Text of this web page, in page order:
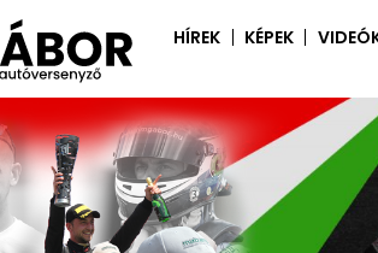
HÍREK KÉPEK